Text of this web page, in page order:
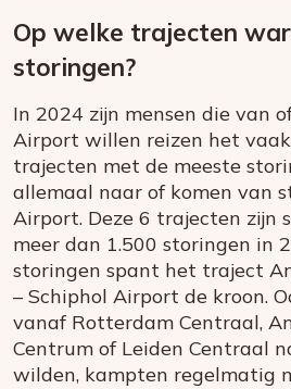
Op welke trajecten
storingen?
In 2024 zijn mensen die van
Airport willen reizen het
trajecten met de meeste
allemaal naar of komen van
Airport. Deze 6 trajecten zijn
meer dan 1.500 storingen in
storingen spant het traject
– Schiphol Airport de kroon.
vanaf Rotterdam Centraal,
Centrum of Leiden Centraal
wilden, kampten regelmatig